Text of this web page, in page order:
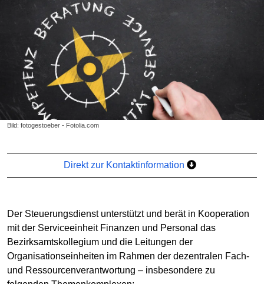
Bild: fotogestoeber - Fotolia.com
Direkt zur Kontaktinformation
Der Steuerungsdienst unterstützt und berät in Kooperation
mit der Serviceeinheit Finanzen und Personal das
Bezirksamtskollegium und die Leitungen der
Organisationseinheiten im Rahmen der dezentralen Fach-
und Ressourcenverantwortung – insbesondere zu